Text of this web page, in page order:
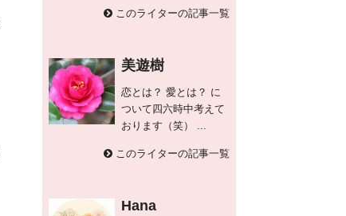
このライターの記事一覧
美遊樹
恋とは？ 愛とは？ に
ついて四六時中考えて
おります（笑） ...
このライターの記事一覧
Hana